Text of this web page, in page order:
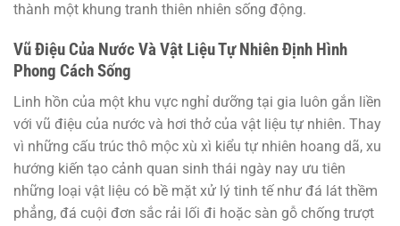
thành một khung tranh thiên nhiên sống động.
Vũ Điệu Của Nước Và Vật Liệu Tự Nhiên Định Hình
Phong Cách Sống
Linh hồn của một khu vực nghỉ dưỡng tại gia luôn gắn liền
với vũ điệu của nước và hơi thở của vật liệu tự nhiên. Thay
vì những cấu trúc thô mộc xù xì kiểu tự nhiên hoang dã, xu
hướng kiến tạo cảnh quan sinh thái ngày nay ưu tiên
những loại vật liệu có bề mặt xử lý tinh tế như đá lát thềm
phẳng, đá cuội đơn sắc rải lối đi hoặc sàn gỗ chống trượt